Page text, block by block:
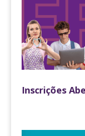
Inscrições